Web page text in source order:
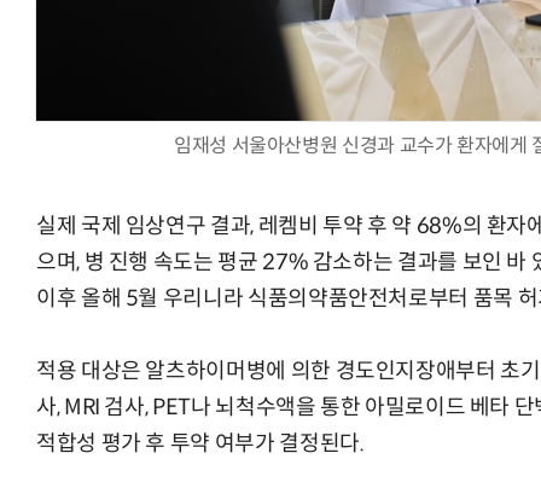
임재성 서울아산병원 신경과 교수가 환자에게
실제 국제 임상연구 결과, 레켐비 투약 후 약 68%의 환자
으며, 병 진행 속도는 평균 27% 감소하는 결과를 보인
이후 올해 5월 우리니라 식품의약품안전처로부터 품목
적용 대상은 알츠하이머병에 의한 경도인지장애부터 초
사, MRI 검사, PET나 뇌척수액을 통한 아밀로이드 베타
적합성 평가 후 투약 여부가 결정된다.